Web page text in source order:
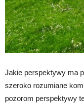
Jakie perspektywy ma
szeroko rozumiane
pozorom perspektywy